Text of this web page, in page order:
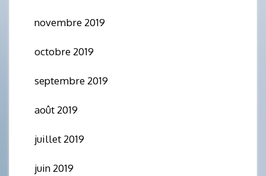
novembre 2019
octobre 2019
septembre 2019
août 2019
juillet 2019
juin 2019